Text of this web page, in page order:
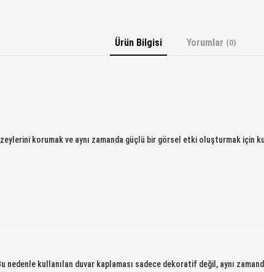
Ürün Bilgisi Yorumlar (0)
korumak ve aynı zamanda güçlü bir görsel etki oluşturmak için
kullanılan duvar kaplaması sadece dekoratif değil, aynı